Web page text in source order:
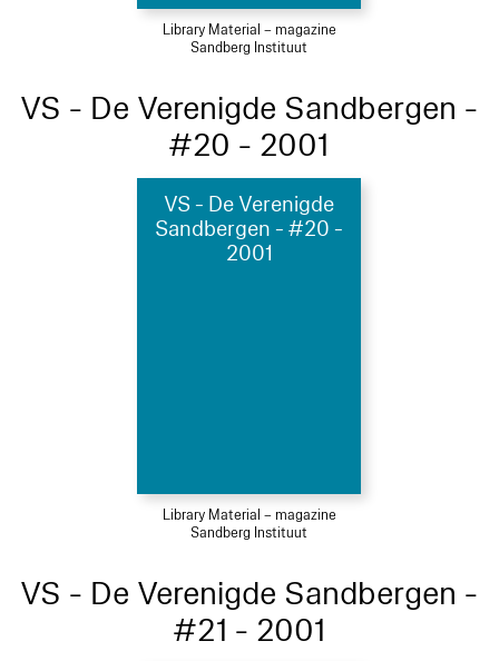
Library Material – magazine
Sandberg Instituut
VS - De Verenigde Sandbergen -
#20 - 2001
VS - De Verenigde
Sandbergen - #20 -
2001
Library Material – magazine
Sandberg Instituut
VS - De Verenigde Sandbergen -
#21 - 2001